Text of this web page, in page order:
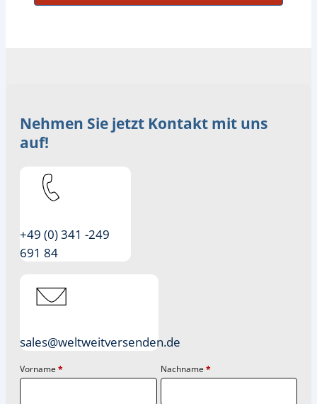
Nehmen Sie jetzt Kontakt mit uns
auf!
+49 (0) 341 -249
691 84
sales@weltweitversenden.de
Vorname * Nachname *